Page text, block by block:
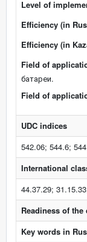
Level of
Efficiency (in
Efficiency (in
Field of
батареи.
Field of
UDC indices
542.06; 544.6;
International
44.37.29;
Readiness of
Key words in